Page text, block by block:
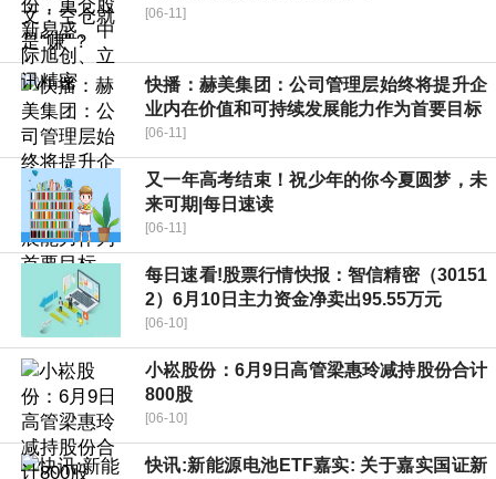
[06-11]
快播：赫美集团：公司管理层始终将提升企
业内在价值和可持续发展能力作为首要目标
[06-11]
又一年高考结束！祝少年的你今夏圆梦，未
来可期|每日速读
[06-11]
每日速看!股票行情快报：智信精密（30151
2）6月10日主力资金净卖出95.55万元
[06-10]
小崧股份：6月9日高管梁惠玲减持股份合计
800股
[06-10]
快讯:新能源电池ETF嘉实: 关于嘉实国证新